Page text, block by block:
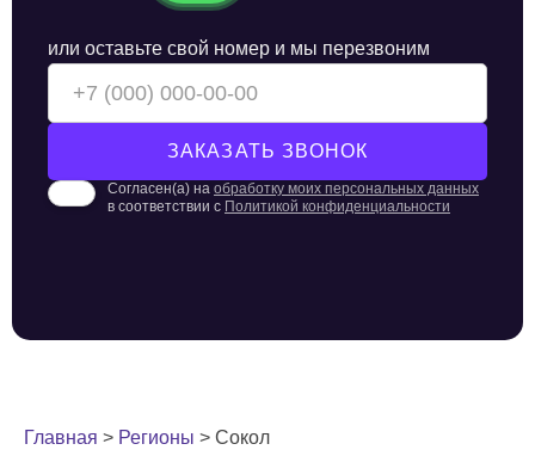
или оставьте свой номер и мы перезвоним
Согласен(а) на обработку моих персональных данных
в соответствии с Политикой конфиденциальности
Главная > Регионы > Сокол